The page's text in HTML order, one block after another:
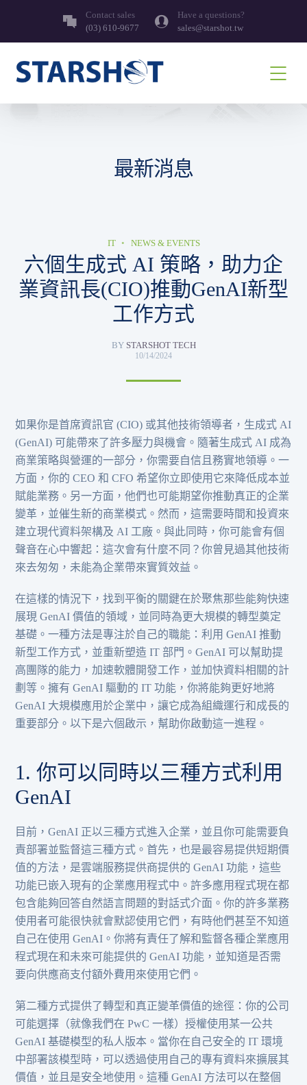
Contact sales
(03) 610-9677
Have a questions?
sales@starshot.tw
最新消息
IT NEWS & EVENTS
六個生成式 AI 策略，助力企
業資訊長(CIO)推動GenAI新型
工作方式
BY STARSHOT TECH
10/14/2024
如果你是首席資訊官 (CIO) 或其他技術領導者，生成式 AI
(GenAI) 可能帶來了許多壓力與機會。隨著生成式 AI 成為
商業策略與營運的一部分，你需要自信且務實地領導。一
方面，你的 CEO 和 CFO 希望你立即使用它來降低成本並
賦能業務。另一方面，他們也可能期望你推動真正的企業
變革，並催生新的商業模式。然而，這需要時間和投資來
建立現代資料架構及 AI 工廠。與此同時，你可能會有個
聲音在心中響起：這次會有什麼不同？你曾見過其他技術
來去匆匆，未能為企業帶來實質效益。
在這樣的情況下，找到平衡的關鍵在於聚焦那些能夠快速
展現 GenAI 價值的領域，並同時為更大規模的轉型奠定
基礎。一種方法是專注於自己的職能：利用 GenAI 推動
新型工作方式，並重新塑造 IT 部門。GenAI 可以幫助提
高團隊的能力，加速軟體開發工作，並加快資料相關的計
劃等。擁有 GenAI 驅動的 IT 功能，你將能夠更好地將
GenAI 大規模應用於企業中，讓它成為組織運行和成長的
重要部分。以下是六個啟示，幫助你啟動這一進程。
1. 你可以同時以三種方式利用
GenAI
目前，GenAI 正以三種方式進入企業，並且你可能需要負
責部署並監督這三種方式。首先，也是最容易提供短期價
值的方法，是雲端服務提供商提供的 GenAI 功能，這些
功能已嵌入現有的企業應用程式中。許多應用程式現在都
包含能夠回答自然語言問題的對話式介面。你的許多業務
使用者可能很快就會默認使用它們，有時他們甚至不知道
自己在使用 GenAI。你將有責任了解和監督各種企業應用
程式現在和未來可能提供的 GenAI 功能，並知道是否需
要向供應商支付額外費用來使用它們。
第二種方式提供了轉型和真正變革價值的途徑：你的公司
可能選擇（就像我們在 PwC 一樣）授權使用某一公共
GenAI 基礎模型的私人版本。當你在自己安全的 IT 環境
中部署該模型時，可以透過使用自己的專有資料來擴展其
價值，並且是安全地使用。這種 GenAI 方法可以在整個